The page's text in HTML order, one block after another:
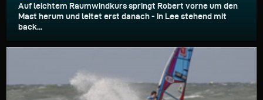
Auf leichtem Raumwindkurs springt Robert vorne um den
Mast herum und leitet erst danach - in Lee stehend mit
back...